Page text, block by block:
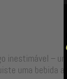
inestimável –
uma bebida